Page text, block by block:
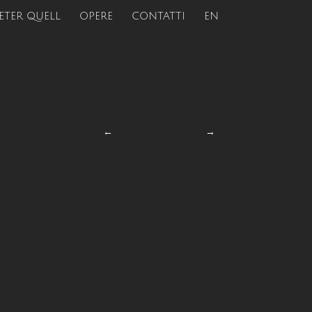
QUELL OPERE CONTATTI EN
← →